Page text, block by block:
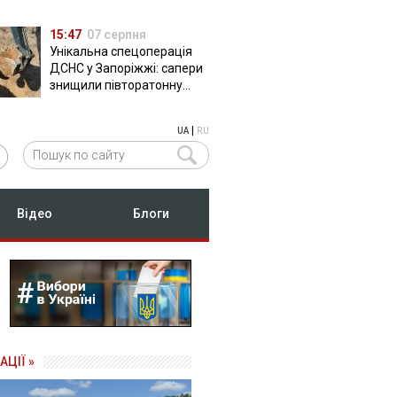
15:47 07 серпня
Унікальна спецоперація
ДСНС у Запоріжжі: сапери
знищили півторатонну
UA| RU
Відео Блоги
»